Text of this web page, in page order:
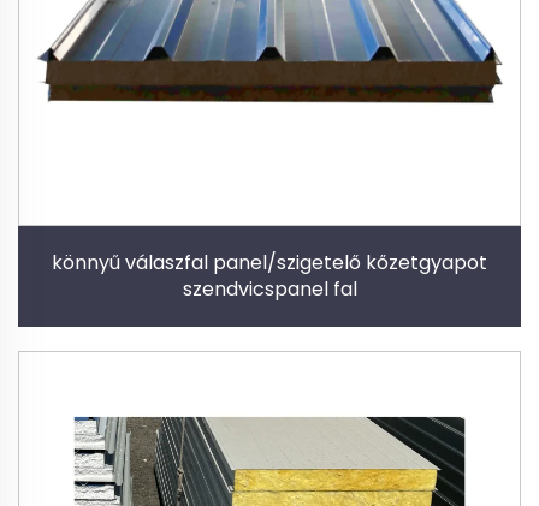
könnyű válaszfal panel/szigetelő kőzetgyapot
szendvicspanel fal